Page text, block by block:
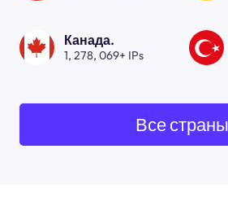
Канада.
1, 278, 069+ IPs
Все страны